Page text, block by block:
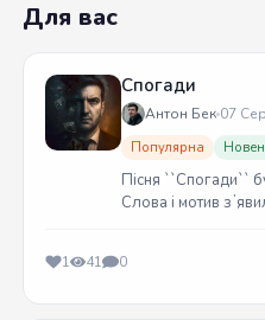
Для вас
Спогади
Антон Бек 07
Популярна
Пісня ``Спогади``
Слова і мотив
1 41 0